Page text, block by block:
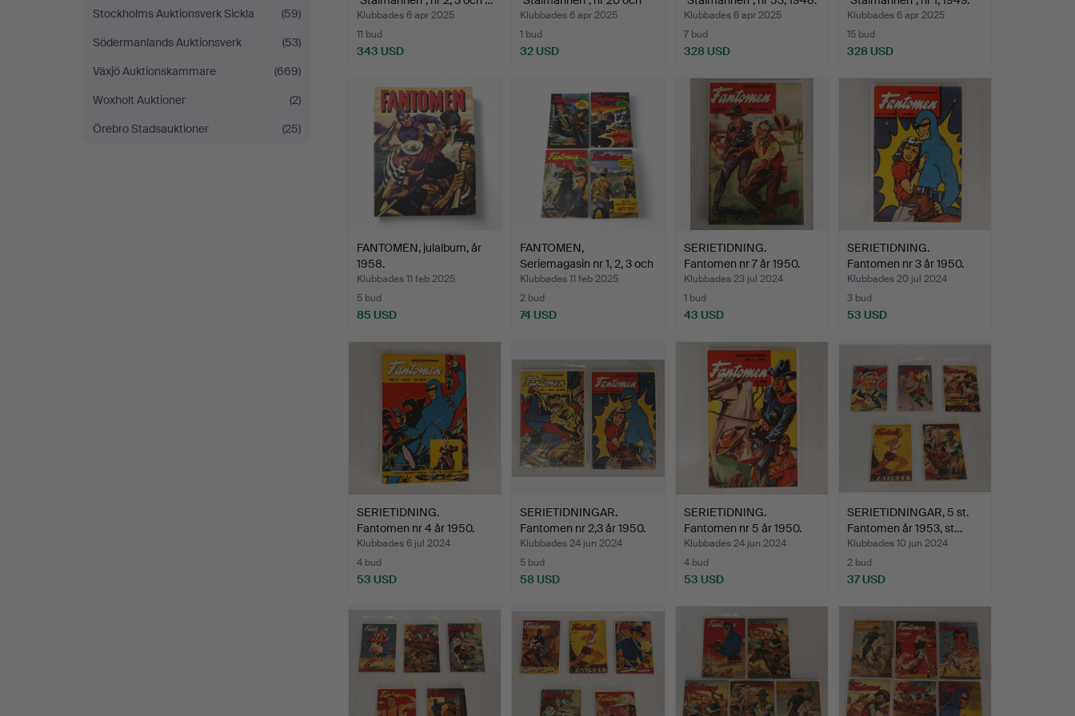
Stockholms Auktionsverk Sickla
(59)
Södermanlands Auktionsverk
(53)
Växjö Auktionskammare
(669)
Woxholt Auktioner
(2)
Örebro Stadsauktioner
(25)
Klubbades 6 apr 2025
11 bud
343 USD
23…
Klubbades 6 apr 2025
1 bud
32 USD
C…
Klubbades 6 apr 2025
7 bud
328 USD
Klubbades 6 apr 2025
15 bud
328 USD
föremål
FANTOMEN, julalbum, år
1958.
Klubbades 11 feb 2025
5 bud
85 USD
FANTOMEN,
Seriemagasin nr 1, 2, 3 och
10. …
Klubbades 11 feb 2025
2 bud
74 USD
SERIETIDNING.
Fantomen nr 7 år 1950.
Klubbades 23 jul 2024
1 bud
43 USD
SERIETIDNING.
Fantomen nr 3 år 1950.
Klubbades 20 jul 2024
3 bud
53 USD
SERIETIDNING.
Fantomen nr 4 år 1950.
Klubbades 6 jul 2024
4 bud
53 USD
SERIETIDNINGAR.
Fantomen nr 2,3 år 1950.
Klubbades 24 jun 2024
5 bud
58 USD
SERIETIDNING.
Fantomen nr 5 år 1950.
Klubbades 24 jun 2024
4 bud
53 USD
SERIETIDNINGAR, 5 st.
Fantomen år 1953, st…
Klubbades 10 jun 2024
2 bud
37 USD